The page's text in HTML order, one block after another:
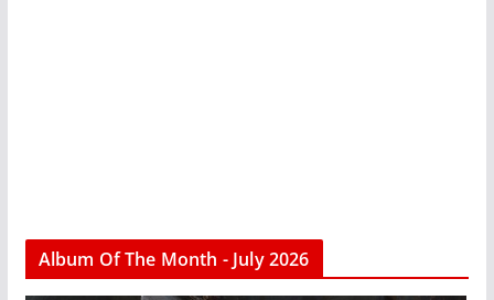
Album Of The Month - July 2026